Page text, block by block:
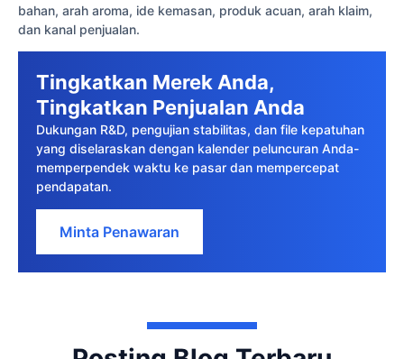
bahan, arah aroma, ide kemasan, produk acuan, arah klaim,
dan kanal penjualan.
Tingkatkan Merek Anda,
Tingkatkan Penjualan Anda
Dukungan R&D, pengujian stabilitas, dan file kepatuhan
yang diselaraskan dengan kalender peluncuran Anda-
memperpendek waktu ke pasar dan mempercepat
pendapatan.
Minta Penawaran